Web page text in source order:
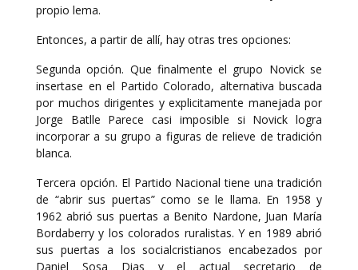
propio lema.
Entonces, a partir de allí, hay otras tres opciones:
Segunda opción. Que finalmente el grupo Novick se
insertase en el Partido Colorado, alternativa buscada
por muchos dirigentes y explicitamente manejada por
Jorge Batlle Parece casi imposible si Novick logra
incorporar a su grupo a figuras de relieve de tradición
blanca.
Tercera opción. El Partido Nacional tiene una tradición
de “abrir sus puertas” como se le llama. En 1958 y
1962 abrió sus puertas a Benito Nardone, Juan María
Bordaberry y los colorados ruralistas. Y en 1989 abrió
sus puertas a los socialcristianos encabezados por
Daniel Sosa Dias y el actual secretario de